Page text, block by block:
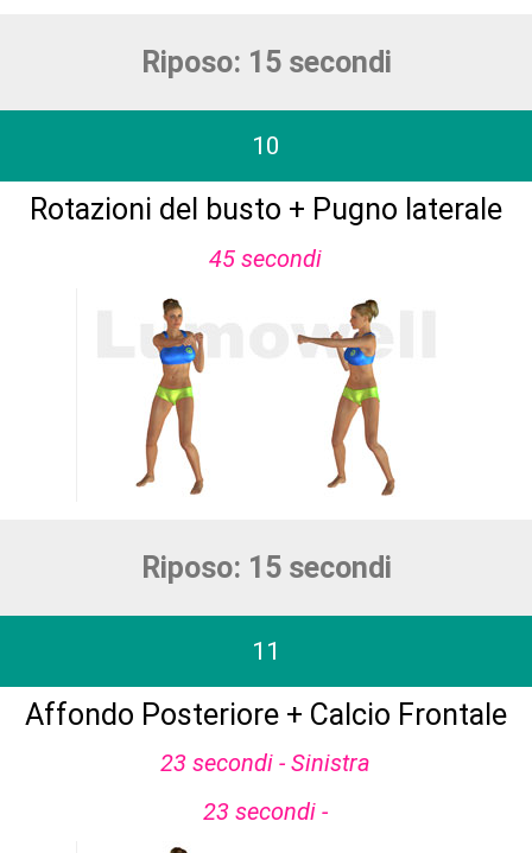
Riposo: 15 secondi
10
Rotazioni del busto + Pugno laterale
45 secondi
Riposo: 15 secondi
11
Affondo Posteriore + Calcio Frontale
23 secondi - Sinistra
23 secondi -